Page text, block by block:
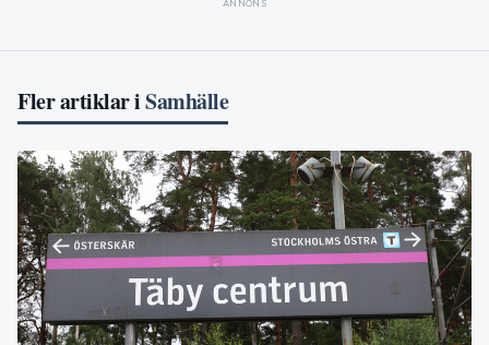
ANNONS
Fler artiklar iSamhälle